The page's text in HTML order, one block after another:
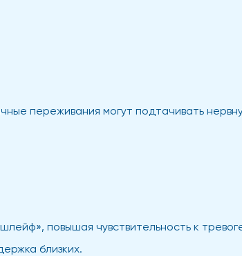
переживания могут подтачивать
повышая чувствительность к
близких.